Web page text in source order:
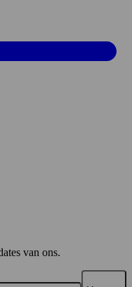
van ons.